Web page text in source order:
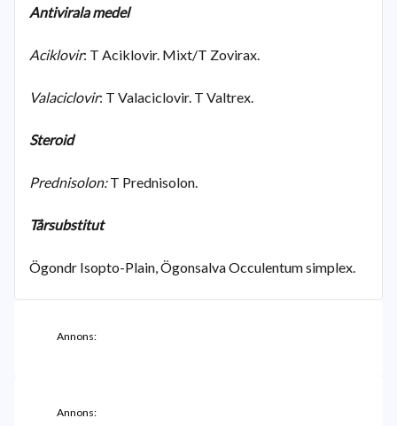
Antivirala medel
Aciklovir: T Aciklovir. Mixt/T Zovirax.
Valaciclovir: T Valaciclovir. T Valtrex.
Steroid
Prednisolon:T Prednisolon.
Tårsubstitut
Ögondr Isopto-Plain, Ögonsalva Occulentum simplex.
Annons:
Annons: